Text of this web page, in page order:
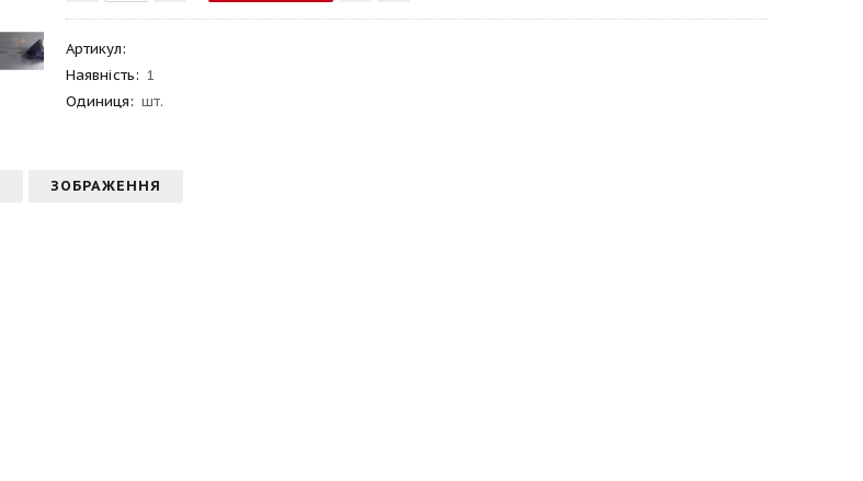
Артикул:
Наявність: 1
Одиниця: шт.
ЗОБРАЖЕННЯ